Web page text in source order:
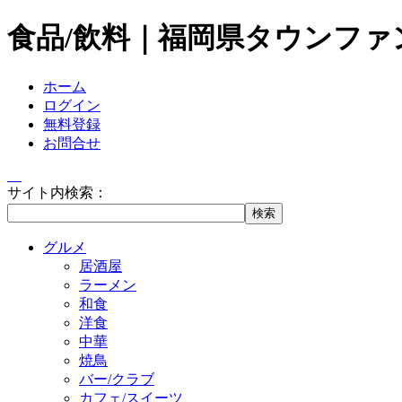
食品/飲料｜福岡県タウンファ
ホーム
ログイン
無料登録
お問合せ
サイト内検索：
グルメ
居酒屋
ラーメン
和食
洋食
中華
焼鳥
バー/クラブ
カフェ/スイーツ